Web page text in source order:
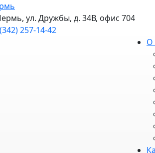
ул. Дружбы, д. 34В, офис 704
257-14-42
О